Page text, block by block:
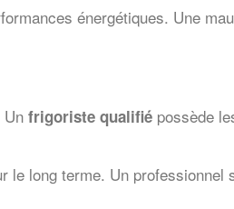
énergétiques. Une
frigoriste qualifié possède
le long terme. Un professionnel